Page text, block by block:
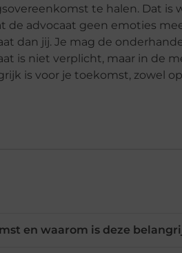
te halen. Dat is
de advocaat geen emoties
dan jij. Je mag de
is niet verplicht, maar in de
is voor je toekomst, zowel
en waarom is deze